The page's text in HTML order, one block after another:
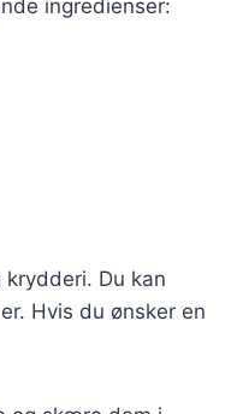
ingredienser:
Du kan
Hvis du ønsker en